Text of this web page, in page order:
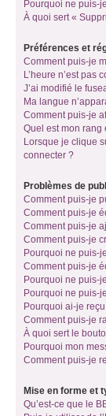
Pourquoi ne puis-
À quoi sert «
Préférences et
Comment puis-je
L’heure n’est pas
J’ai modifié le
Ma langue
Comment puis-je
Quel est mon rang
Lorsque je clique
connecter ?
Problèmes de
Comment puis-je
Comment puis-je
Comment puis-je
Comment puis-je
Pourquoi ne puis-
Comment puis-je
Pourquoi ne puis-
Pourquoi ne puis-
Pourquoi ai-je
Comment puis-je
À quoi sert le
Pourquoi mon
Comment puis-je
Mise en forme et
Qu’est-ce que le